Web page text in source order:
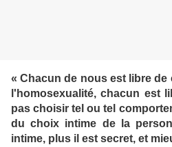
« Chacun de nous est libre
l'homosexualité, chacun est
pas choisir tel ou tel
du choix intime de la
intime, plus il est secret, et